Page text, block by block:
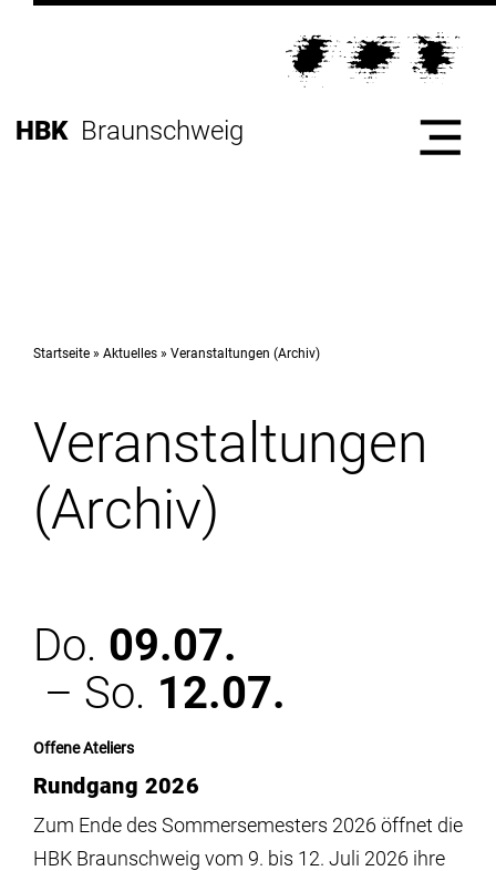
Inhalt
zur
Direkt
HBK Braunschweig
Hochschule
Studium
Institute
Infrastruktur
meinstudium
Startseite Aktuelles Veranstaltungen (Archiv)
Veranstaltungen
(Archiv)
Do. 09.07.
– So. 12.07.
Offene Ateliers
Rundgang 2026
Zum Ende des Sommersemesters 2026 öffnet die
HBK Braunschweig vom 9. bis 12. Juli 2026 ihre